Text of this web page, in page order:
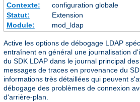
Contexte:
configuration globale
Statut:
Extension
Module:
mod_ldap
Active les options de débogage LDAP
entraînent en général une journalisation
du SDK LDAP dans le journal principal
messages de traces en provenance du
informations très détaillées qui peuvent
débogage des problèmes de connexion
d'arrière-plan.